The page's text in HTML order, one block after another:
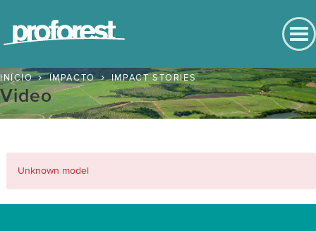
Português
English
Português
Español
Indonesia
Chinese
Back to Main Menu
Impacto
Pessoas
INÍCIO IMPACTO IMPACT STORIES
Video
Unknown model